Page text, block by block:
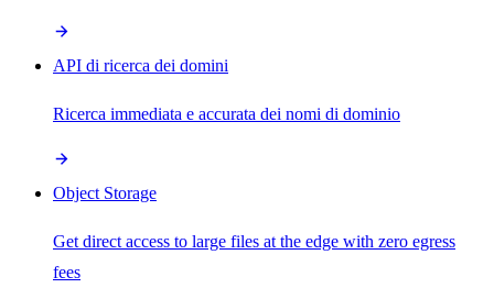
API di ricerca dei domini
Ricerca immediata e accurata dei nomi di dominio
Object Storage
Get direct access to large files at the edge with zero egress
fees